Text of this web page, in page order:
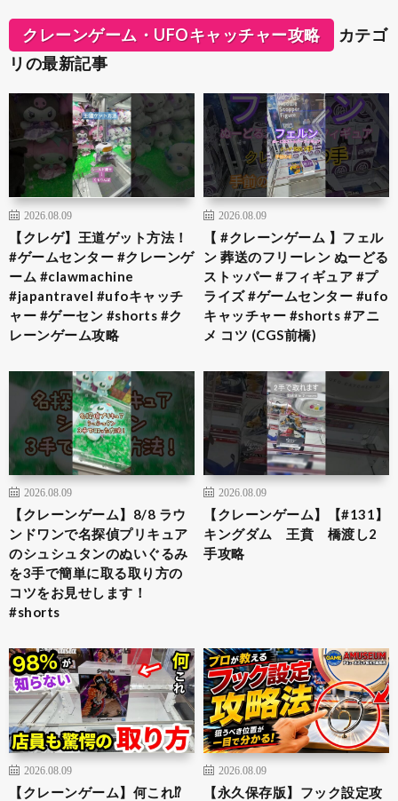
クレーンゲーム・UFOキャッチャー攻略
カテゴ
リの最新記事
2026.08.09
【クレゲ】王道ゲット方法！
#ゲームセンター #クレーンゲ
ーム #clawmachine
#japantravel #ufoキャッチ
ャー #ゲーセン #shorts #ク
レーンゲーム攻略
2026.08.09
【 #クレーンゲーム 】フェル
ン 葬送のフリーレン ぬーどる
ストッパー #フィギュア #プ
ライズ #ゲームセンター #ufo
キャッチャー #shorts #アニ
メ コツ (CGS前橋)
2026.08.09
【クレーンゲーム】8/8 ラウ
ンドワンで名探偵プリキュア
のシュシュタンのぬいぐるみ
を3手で簡単に取る取り方の
コツをお見せします！
#shorts
2026.08.09
【クレーンゲーム】【#131】
キングダム 王賁 橋渡し2
手攻略
2026.08.09
【クレーンゲーム】何これ⁉︎
2026.08.09
【永久保存版】フック設定攻